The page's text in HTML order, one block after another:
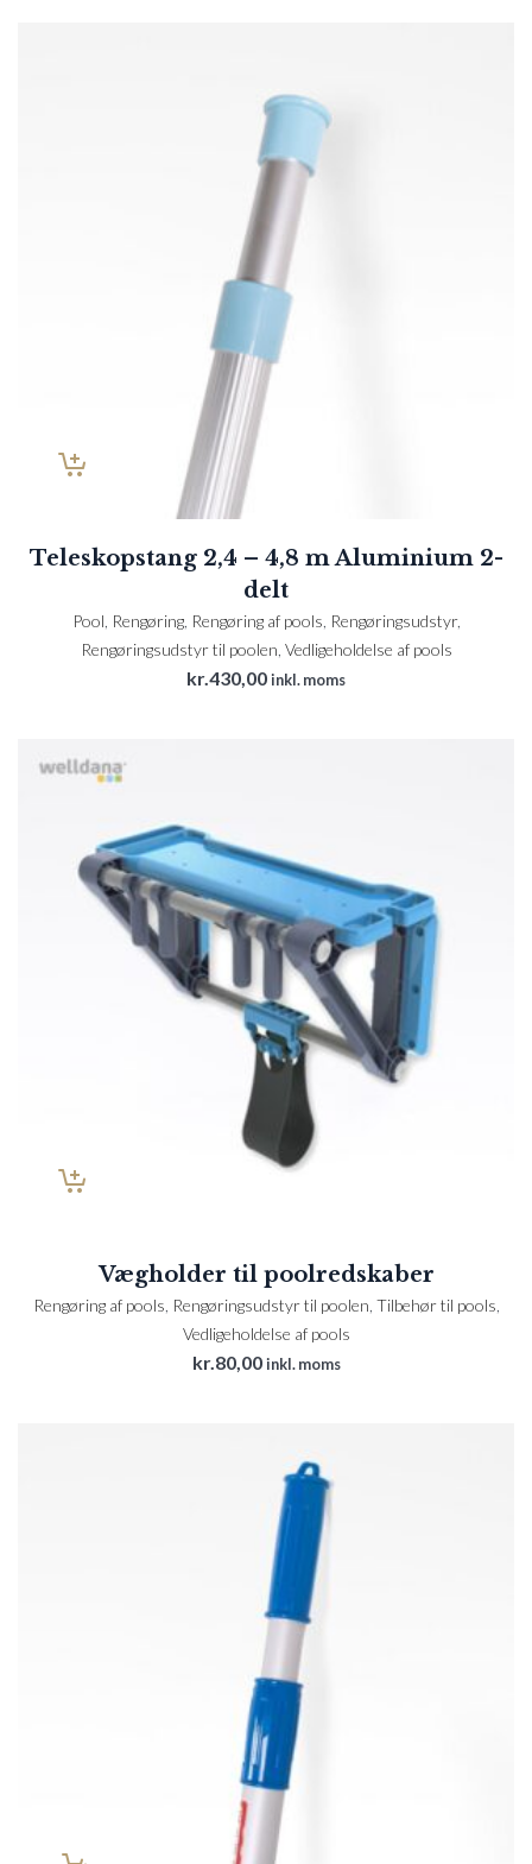
Teleskopstang 2,4 – 4,8 m Aluminium 2-
delt
Pool Rengøring, Rengøring af pools Rengøringsudstyr,
Rengøringsudstyr til poolen Vedligeholdelse af pools
kr.430,00inkl. moms
Vægholder til poolredskaber
Rengøring af pools Rengøringsudstyr til poolen Tilbehør til pools
Vedligeholdelse af pools
kr.80,00 inkl. moms